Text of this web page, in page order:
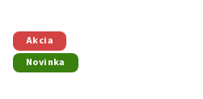
Akcia
Novinka